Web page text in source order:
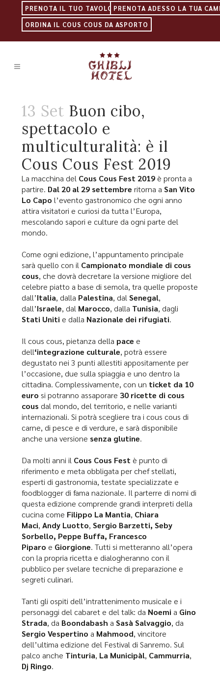
PRENOTA IL TUO TAVOLO
ORDINA IL COUS COUS DA ASPORTO
PRENOTA ADESSO LA TUA
13 Set Buon cibo,
spettacolo e
multiculturalità: è il
Cous Cous Fest 2019
La macchina del Cous Cous Fest 2019 è pronta a
partire. Dal 20 al 29 settembre ritorna a San Vito
Lo Capo l’evento gastronomico che ogni anno
attira visitatori e curiosi da tutta l’Europa,
mescolando sapori e culture da ogni parte del
mondo.
Come ogni edizione, l’appuntamento principale
sarà quello con il Campionato mondiale di cous
cous, che dovrà decretare la versione migliore del
celebre piatto a base di semola, tra quelle proposte
dall’Italia, dalla Palestina, dal Senegal,
dall’Israele, dal Marocco, dalla Tunisia, dagli
Stati Uniti e dalla Nazionale dei rifugiati.
Il cous cous, pietanza della pace e
dell‘integrazione culturale, potrà essere
degustato nei 3 punti allestiti appositamente per
l’occasione, due sulla spiaggia e uno dentro la
cittadina. Complessivamente, con un ticket da 10
euro si potranno assaporare 30 ricette di cous
cous dal mondo, del territorio, e nelle varianti
internazionali. Si potrà scegliere tra i cous cous di
carne, di pesce e di verdure, e sarà disponibile
anche una versione senza glutine.
Da molti anni il Cous Cous Fest è punto di
riferimento e meta obbligata per chef stellati,
esperti di gastronomia, testate specializzate e
foodblogger di fama nazionale. Il parterre di nomi di
questa edizione comprende grandi interpreti della
cucina come Filippo La Mantia, Chiara
Maci, Andy Luotto, Sergio Barzetti, Seby
Sorbello, Peppe Buffa, Francesco
Piparo e Giorgione. Tutti si metteranno all’opera
con la propria ricetta e dialogheranno con il
pubblico per svelare tecniche di preparazione e
segreti culinari.
Tanti gli ospiti dell’intrattenimento musicale e i
personaggi del cabaret e del talk: da Noemi a Gino
Strada, da Boondabash a Sasà Salvaggio, da
Sergio Vespertino a Mahmood, vincitore
dell’ultima edizione del Festival di Sanremo. Sul
palco anche Tinturia, La Municipàl, Cammurria,
Dj Ringo.